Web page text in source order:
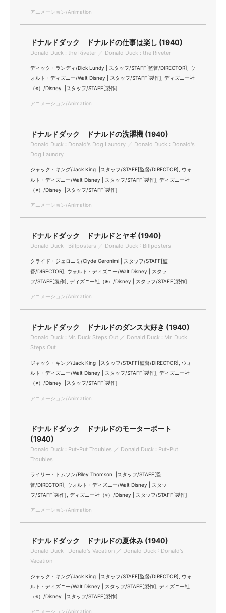
アニメーション/Animation
ドナルドダック ドナルドの仕事は楽し (1940)
Donald Duck : the Riveter ／ Donald Duck : the Riveter
ディック・ランディ/Dick Lundy ||スタッフ/STAFF[監督/DIRECTOR], ウ
ォルト・ディズニー/Walt Disney ||スタッフ/STAFF[製作], ディズニー社
（※）/Disney ||スタッフ/STAFF[製作]
アニメーション/Animation
ドナルドダック ドナルドの洗濯機 (1940)
Donald Duck : Donald's Dog Laundry ／ Donald Duck : Donald's
Dog Laundry
ジャック・キング/Jack King ||スタッフ/STAFF[監督/DIRECTOR], ウォ
ルト・ディズニー/Walt Disney ||スタッフ/STAFF[製作], ディズニー社
（※）/Disney ||スタッフ/STAFF[製作]
アニメーション/Animation
ドナルドダック ドナルドとヤギ (1940)
Donald Duck : Billposters ／ Donald Duck : Billposters
クライド・ジェロニミ/Clyde Geronimi ||スタッフ/STAFF[監
督/DIRECTOR], ウォルト・ディズニー/Walt Disney ||スタッ
フ/STAFF[製作], ディズニー社（※）/Disney ||スタッフ/STAFF[製作]
アニメーション/Animation
ドナルドダック ドナルドのダンス大好き (1940)
Donald Duck : Mr. Duck Steps Out ／ Donald Duck : Mr. Duck
Steps Out
ジャック・キング/Jack King ||スタッフ/STAFF[監督/DIRECTOR], ウォ
ルト・ディズニー/Walt Disney ||スタッフ/STAFF[製作], ディズニー社
（※）/Disney ||スタッフ/STAFF[製作]
アニメーション/Animation
ドナルドダック ドナルドのモーターボート
(1940)
Donald Duck : Put-Put Troubles ／ Donald Duck : Put-Put
Troubles
ライリー・トムソン/Riley Thomson ||スタッフ/STAFF[監
督/DIRECTOR], ウォルト・ディズニー/Walt Disney ||スタッ
フ/STAFF[製作], ディズニー社（※）/Disney ||スタッフ/STAFF[製作]
アニメーション/Animation
ドナルドダック ドナルドの夏休み (1940)
Donald Duck : Donald's Vacation ／ Donald Duck : Donald's
Vacation
ジャック・キング/Jack King ||スタッフ/STAFF[監督/DIRECTOR], ウォ
ルト・ディズニー/Walt Disney ||スタッフ/STAFF[製作], ディズニー社
（※）/Disney ||スタッフ/STAFF[製作]
アニメーション/Animation